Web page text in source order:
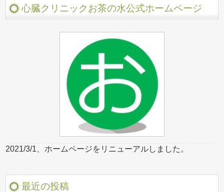
心臓クリニックお茶の水公式ホームページ
2021/3/1、ホームページをリニューアルしました。
最近の投稿